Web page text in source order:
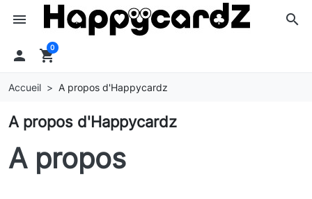
search
menu
 shopping_cart
0
Accueil A propos d'Happycardz
A propos d'Happycardz
A propos